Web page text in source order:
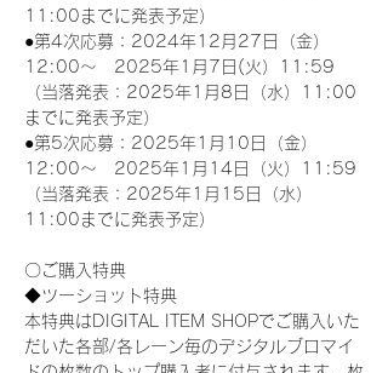
11:00までに発表予定）
●第4次応募：2024年12月27日（金）
12:00～　2025年1月7日(火）11:59
（当落発表：2025年1月8日（水）11:00
までに発表予定）
●第5次応募：2025年1月10日（金）
12:00～　2025年1月14日（火）11:59
（当落発表：2025年1月15日（水）
11:00までに発表予定）
〇ご購入特典
◆ツーショット特典
本特典はDIGITAL ITEM SHOPでご購入いた
だいた各部/各レーン毎のデジタルブロマイ